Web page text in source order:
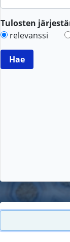
Tulosten
relevanssi